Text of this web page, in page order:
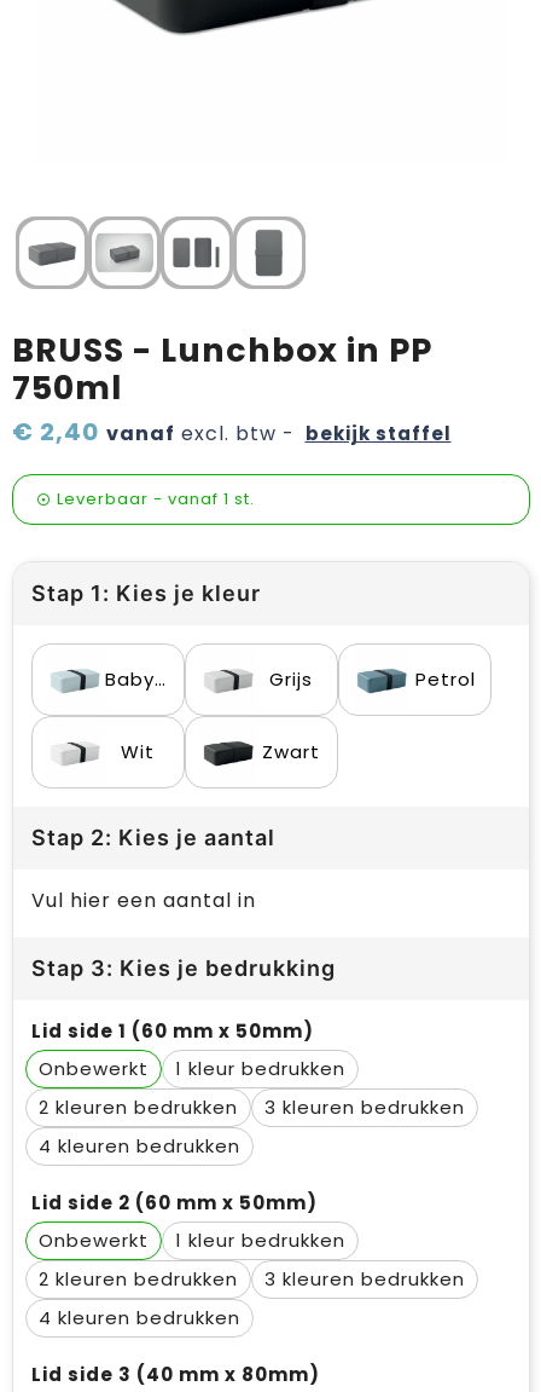
Wijn, bier en proeverij
Zomerpakketten
BRUSS - Lunchbox in PP
750ml
€ 2,40 vanaf excl. btw - bekijk staffel
Leverbaar - vanaf 1 st.
Stap 1: Kies je kleur
Babyblauw Grijs Petrol
Wit Zwart
Stap 2: Kies je aantal
Vul hier een aantal in
Stap 3: Kies je bedrukking
Lid side 1 (60 mm x 50mm)
Onbewerkt
1
2
3
4
Lid side 2 (60 mm x 50mm)
Onbewerkt
1
2
3
4
Lid side 3 (40 mm x 80mm)